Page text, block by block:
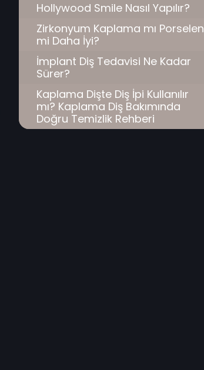
Hollywood Smile Nasıl Yapılır?
Zirkonyum Kaplama mı Porselen
mi Daha İyi?
İmplant Diş Tedavisi Ne Kadar
Sürer?
Kaplama Dişte Diş İpi Kullanılır
mı? Kaplama Diş Bakımında
Doğru Temizlik Rehberi